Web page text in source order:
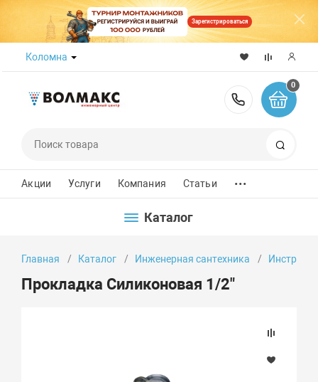
Зарегистрироваться
Коломна
8 (800)
0
Акции Услуги Компания Статьи ...
Каталог
Главная Каталог Инженерная сантехника
Прокладка Силиконовая 1/2"